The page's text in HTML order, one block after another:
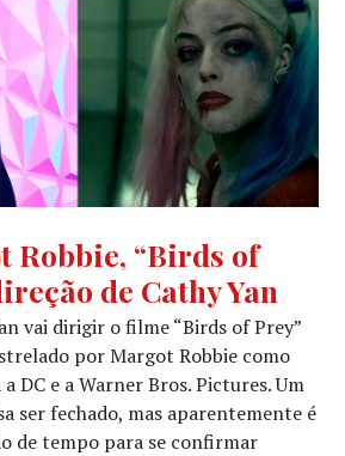
Robbie, “Birds of
de Cathy Yan
vai dirigir o filme “Birds of Prey”
por Margot Robbie como
DC e a Warner Bros. Pictures. Um
ser fechado, mas aparentemente é
de tempo para se confirmar